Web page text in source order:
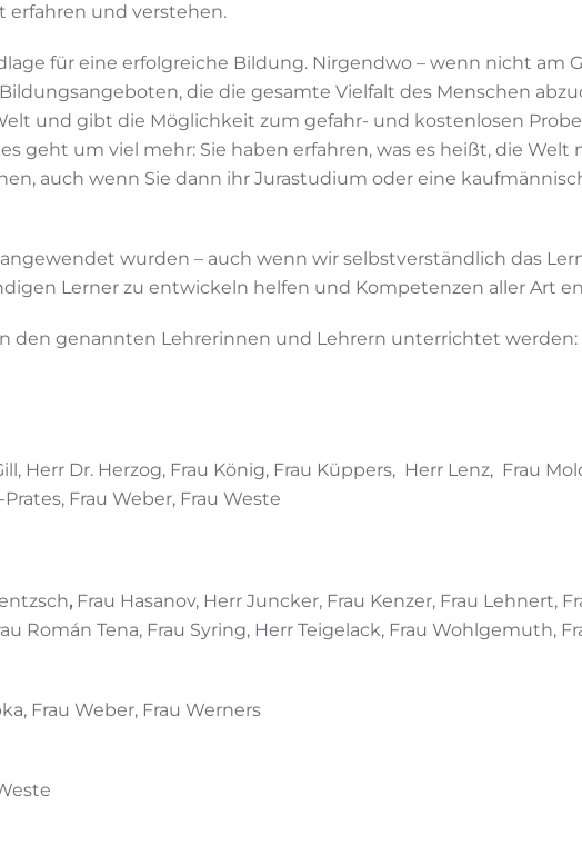
erfahren und verstehen.
für eine erfolgreiche Bildung. Nirgendwo – wenn nicht am
die die gesamte Vielfalt des Menschen
und gibt die Möglichkeit zum gefahr- und kostenlosen
geht um viel mehr: Sie haben erfahren, was es heißt, die
auch wenn Sie dann ihr Jurastudium oder eine
wurden – auch wenn wir selbstverständlich das
Lerner zu entwickeln helfen und Kompetenzen aller Art
den genannten Lehrerinnen und Lehrern unterrichtet werden:
Herr Dr. Herzog, Frau König, Frau Küppers, Herr Lenz, Frau
Frau Weber, Frau Weste
, Frau Hasanov, Herr Juncker, Frau Kenzer, Frau Lehnert,
Román Tena, Frau Syring, Herr Teigelack, Frau Wohlgemuth,
Frau Weber, Frau Werners